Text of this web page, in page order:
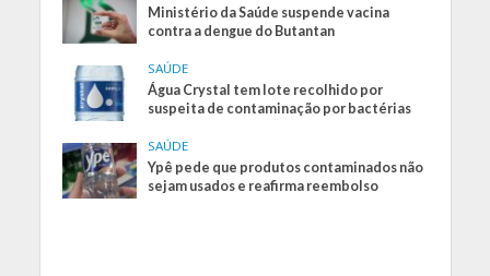
Ministério da Saúde suspende vacina
contra a dengue do Butantan
SAÚDE
Água Crystal tem lote recolhido por
suspeita de contaminação por bactérias
SAÚDE
Ypê pede que produtos contaminados não
sejam usados e reafirma reembolso